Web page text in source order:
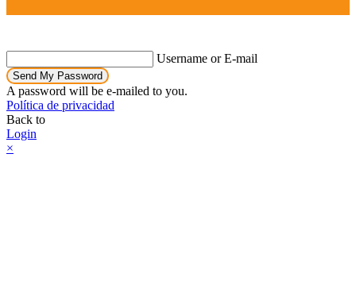
Username or E-mail
Send My Password
A password will be e-mailed to you.
Política de privacidad
Back to
Login
×